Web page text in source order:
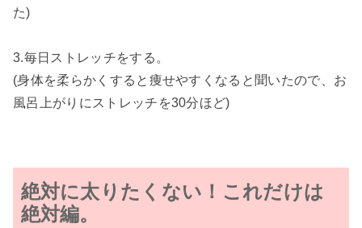
た)
3.毎日ストレッチをする。
(身体を柔らかくすると痩せやすくなると聞いたので、お
風呂上がりにストレッチを30分ほど)
絶対に太りたくない！これだけは
絶対編。